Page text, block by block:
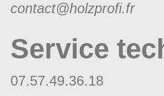
contact@holzprofi.fr
Service
07.57.49.36.18